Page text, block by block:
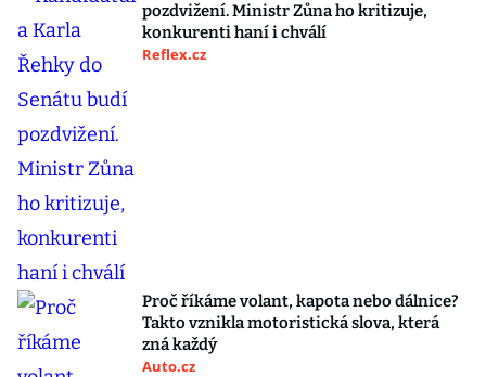
pozdvižení. Ministr Zůna ho kritizuje,
konkurenti haní i chválí
Reflex.cz
Proč říkáme volant, kapota nebo dálnice?
Takto vznikla motoristická slova, která
zná každý
Auto.cz